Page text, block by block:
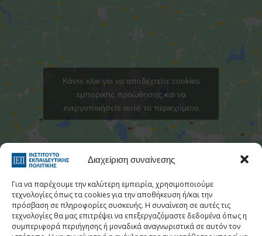
Διαχείριση συναίνεσης
Για να παρέχουμε την καλύτερη εμπειρία, χρησιμοποιούμε
τεχνολογίες όπως τα cookies για την αποθήκευση ή/και την
πρόσβαση σε πληροφορίες συσκευής. Η συναίνεση σε αυτές τις
τεχνολογίες θα μας επιτρέψει να επεξεργαζόμαστε δεδομένα όπως η
συμπεριφορά περιήγησης ή μοναδικά αναγνωριστικά σε αυτόν τον
Κάντε κλικ για να αποδεχτείτε cookies
εμπορικής προώθησης και να
ενεργοποιήσετε αυτό το περιεχόμενο
Τηλεφωνικός Κατάλογος